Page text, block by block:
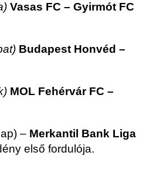
Vasas FC – Gyirmót FC
Budapest Honvéd –
MOL Fehérvár FC –
– Merkantil Bank Liga
első fordulója.